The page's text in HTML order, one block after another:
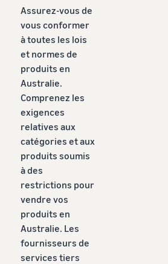
Assurez-vous de
vous conformer
à toutes les lois
et normes de
produits en
Australie.
Comprenez les
exigences
relatives aux
catégories et aux
produits soumis
à des
restrictions pour
vendre vos
produits en
Australie. Les
fournisseurs de
services tiers